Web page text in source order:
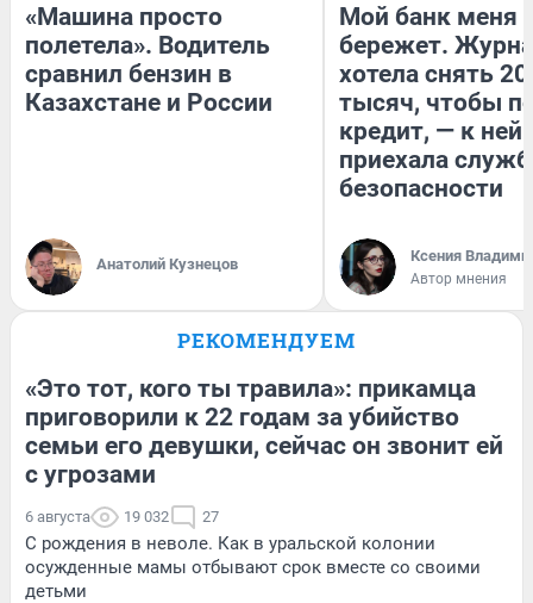
«Машина просто
полетела». Водитель
сравнил бензин в
Казахстане и России
Анатолий Кузнецов
Мой банк меня
бережет.
хотела снять
тысяч, чтобы
кредит, — к
приехала
безопасности
Ксения
Автор мнения
РЕКОМЕНДУЕМ
«Это тот, кого ты травила»: прикамца
приговорили к 22 годам за убийство
семьи его девушки, сейчас он звонит ей
с угрозами
6 августа 19 032 27
С рождения в неволе. Как в уральской колонии
осужденные мамы отбывают срок вместе со своими
детьми